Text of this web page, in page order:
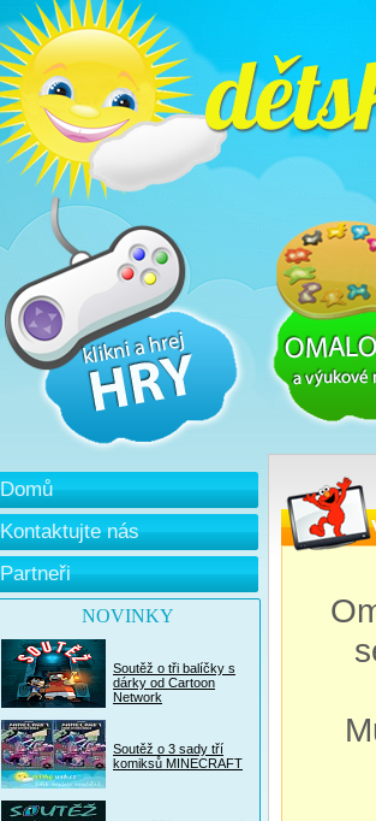
Domů
Kontaktujte nás
Partneři
NOVINKY
Soutěž o tři balíčky s
dárky od Cartoon
Network
Soutěž o 3 sady tří
komiksů MINECRAFT